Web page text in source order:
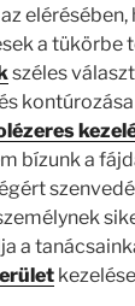
a tükörbe
széles
bízunk a
a